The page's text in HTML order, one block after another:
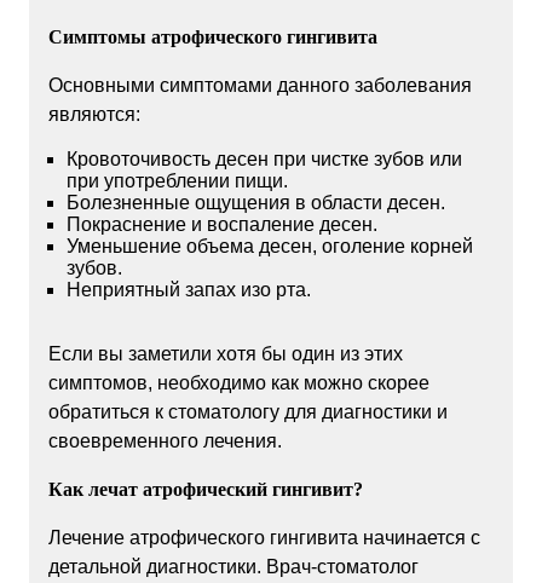
Симптомы атрофического гингивита
Основными симптомами данного заболевания
являются:
Кровоточивость десен при чистке зубов или
при употреблении пищи.
Болезненные ощущения в области десен.
Покраснение и воспаление десен.
Уменьшение объема десен, оголение корней
зубов.
Неприятный запах изо рта.
Если вы заметили хотя бы один из этих
симптомов, необходимо как можно скорее
обратиться к стоматологу для диагностики и
своевременного лечения.
Как лечат атрофический гингивит?
Лечение атрофического гингивита начинается с
детальной диагностики. Врач-стоматолог